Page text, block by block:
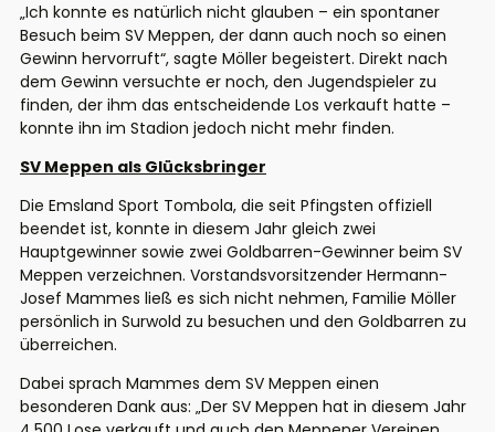
„Ich konnte es natürlich nicht glauben – ein spontaner
Besuch beim SV Meppen, der dann auch noch so einen
Gewinn hervorruft“, sagte Möller begeistert. Direkt nach
dem Gewinn versuchte er noch, den Jugendspieler zu
finden, der ihm das entscheidende Los verkauft hatte –
konnte ihn im Stadion jedoch nicht mehr finden.
SV Meppen als Glücksbringer
Die Emsland Sport Tombola, die seit Pfingsten offiziell
beendet ist, konnte in diesem Jahr gleich zwei
Hauptgewinner sowie zwei Goldbarren-Gewinner beim SV
Meppen verzeichnen. Vorstandsvorsitzender Hermann-
Josef Mammes ließ es sich nicht nehmen, Familie Möller
persönlich in Surwold zu besuchen und den Goldbarren zu
überreichen.
Dabei sprach Mammes dem SV Meppen einen
besonderen Dank aus: „Der SV Meppen hat in diesem Jahr